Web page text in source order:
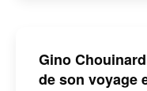
Gino
de son voyage